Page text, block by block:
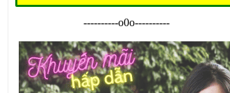
----------o0o----------